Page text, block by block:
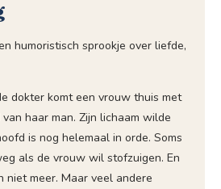
humoristisch sprookje over liefde,
dokter komt een vrouw thuis met
haar man. Zijn lichaam wilde
is nog helemaal in orde. Soms
als de vrouw wil stofzuigen. En
niet meer. Maar veel andere